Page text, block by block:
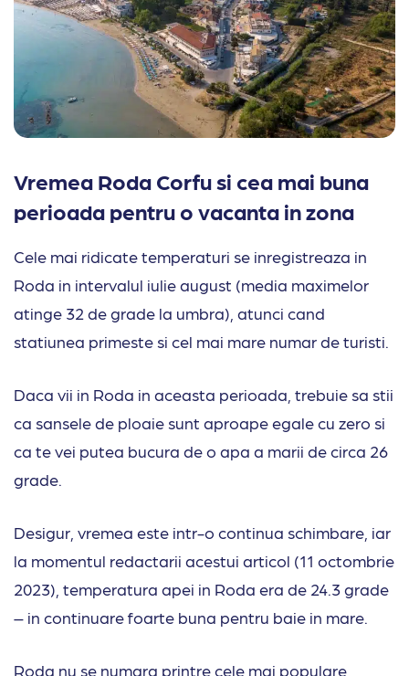
Vremea Roda Corfu si cea mai buna
perioada pentru o vacanta in zona
Cele mai ridicate temperaturi se inregistreaza in
Roda in intervalul iulie august (media maximelor
atinge 32 de grade la umbra), atunci cand
statiunea primeste si cel mai mare numar de turisti.
Daca vii in Roda in aceasta perioada, trebuie sa stii
ca sansele de ploaie sunt aproape egale cu zero si
ca te vei putea bucura de o apa a marii de circa 26
grade.
Desigur, vremea este intr-o continua schimbare, iar
la momentul redactarii acestui articol (11 octombrie
2023), temperatura apei in Roda era de 24.3 grade
– in continuare foarte buna pentru baie in mare.
Roda nu se numara printre cele mai populare